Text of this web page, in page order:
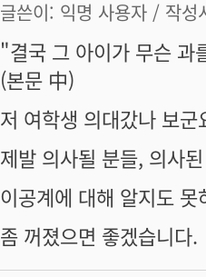
글쓴이: 익명 사용자 / 작성
"결국 그 아이가 무슨 과
(본문 中)
저 여학생 의대갔나 보
제발 의사될 분들, 의사
이공계에 대해 알지도
좀 꺼졌으면 좋겠습니다.